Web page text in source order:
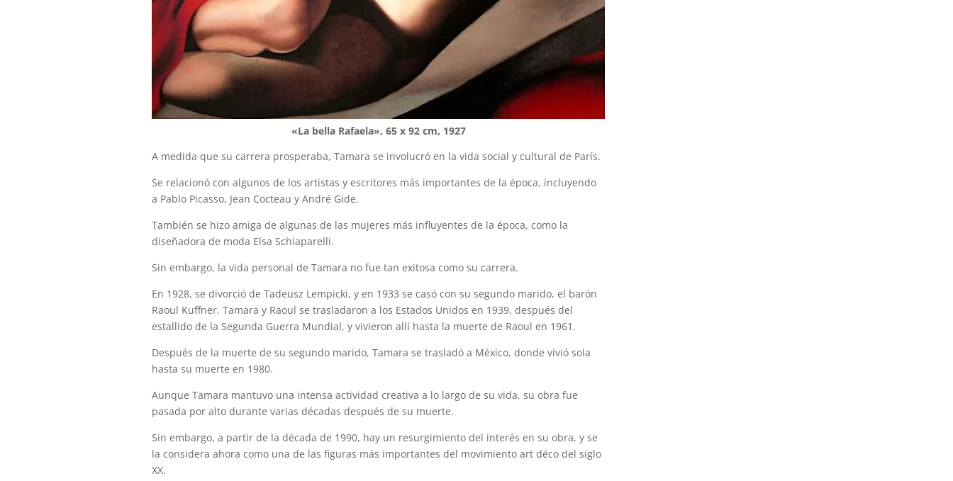
«La bella Rafaela», 65 x 92 cm, 1927
A medida que su carrera prosperaba, Tamara se involucró en la vida social y cultural de París.
Se relacionó con algunos de los artistas y escritores más importantes de la época, incluyendo
a Pablo Picasso, Jean Cocteau y André Gide.
También se hizo amiga de algunas de las mujeres más influyentes de la época, como la
diseñadora de moda Elsa Schiaparelli.
Sin embargo, la vida personal de Tamara no fue tan exitosa como su carrera.
En 1928, se divorció de Tadeusz Lempicki, y en 1933 se casó con su segundo marido, el barón
Raoul Kuffner. Tamara y Raoul se trasladaron a los Estados Unidos en 1939, después del
estallido de la Segunda Guerra Mundial, y vivieron allí hasta la muerte de Raoul en 1961.
Después de la muerte de su segundo marido, Tamara se trasladó a México, donde vivió sola
hasta su muerte en 1980.
Aunque Tamara mantuvo una intensa actividad creativa a lo largo de su vida, su obra fue
pasada por alto durante varias décadas después de su muerte.
Sin embargo, a partir de la década de 1990, hay un resurgimiento del interés en su obra, y se
la considera ahora como una de las figuras más importantes del movimiento art déco del siglo
XX.